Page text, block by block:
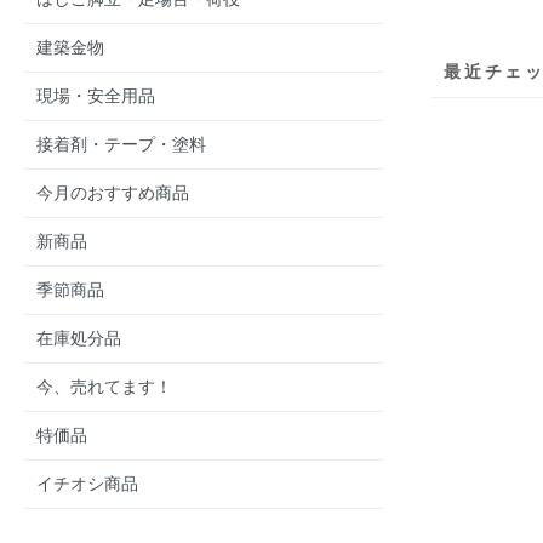
建築金物
現場・安全用品
接着剤・テープ・塗料
今月のおすすめ商品
新商品
季節商品
在庫処分品
今、売れてます！
特価品
イチオシ商品
最近チェ